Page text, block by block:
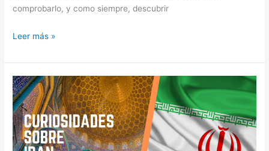
comprobarlo, y como siempre, descubrir
Leer más »
▷TOP
50
CURIOSIDADES
sobre
IRAN